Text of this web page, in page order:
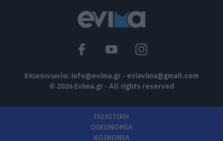
Επικοινωνία: info@evima.gr - eviavima@gmail.com
© 2026 Evima.gr - All rights reserved
ΠΟΛΙΤΙΚΗ
ΟΙΚΟΝΟΜΙΑ
ΚΟΙΝΩΝΙΑ